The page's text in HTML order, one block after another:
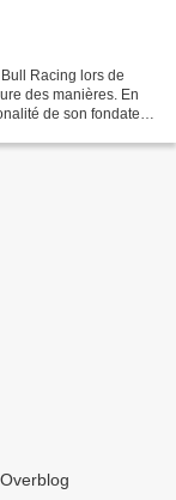
Racing lors de
des manières. En
de son fondateur,